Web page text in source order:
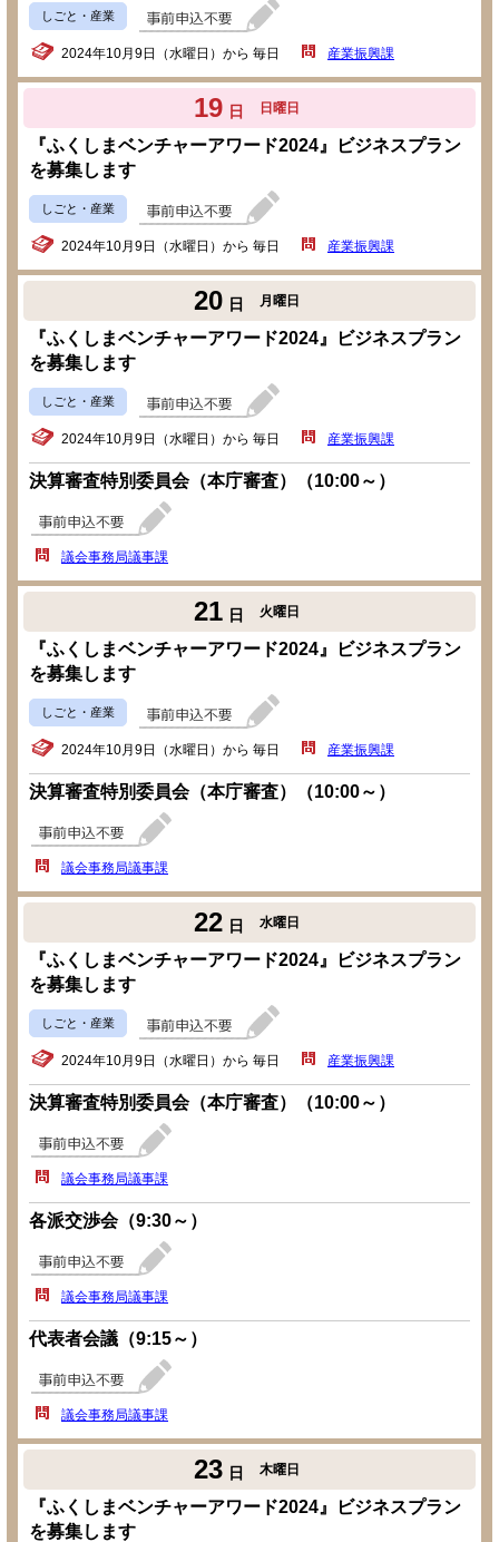
しごと・産業
2024年10月9日（水曜日）から 毎日 産業振興課
19 日 日曜日
『ふくしまベンチャーアワード2024』ビジネスプラン
を募集します
しごと・産業
2024年10月9日（水曜日）から 毎日 産業振興課
20 日 月曜日
『ふくしまベンチャーアワード2024』ビジネスプラン
を募集します
しごと・産業
2024年10月9日（水曜日）から 毎日 産業振興課
決算審査特別委員会（本庁審査）（10:00～）
議会事務局議事課
21 日 火曜日
『ふくしまベンチャーアワード2024』ビジネスプラン
を募集します
しごと・産業
2024年10月9日（水曜日）から 毎日 産業振興課
決算審査特別委員会（本庁審査）（10:00～）
議会事務局議事課
22 日 水曜日
『ふくしまベンチャーアワード2024』ビジネスプラン
を募集します
しごと・産業
2024年10月9日（水曜日）から 毎日 産業振興課
決算審査特別委員会（本庁審査）（10:00～）
議会事務局議事課
各派交渉会（9:30～）
議会事務局議事課
代表者会議（9:15～）
議会事務局議事課
23 日 木曜日
『ふくしまベンチャーアワード2024』ビジネスプラン
を募集します